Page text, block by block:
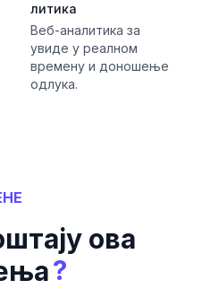
литика
Веб-аналитика за
увиде у реалном
времену и доношење
одлука.
ова
?